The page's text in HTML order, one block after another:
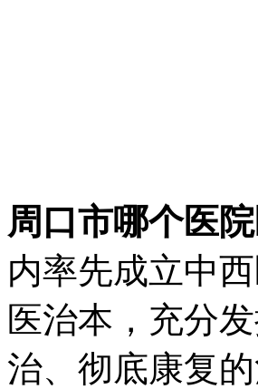
周口市哪个医
内率先成立中
医治本，充分
治、彻底康复